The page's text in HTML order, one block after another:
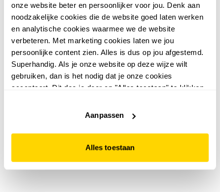
onze website beter en persoonlijker voor jou. Denk aan
noodzakelijke cookies die de website goed laten werken
en analytische cookies waarmee we de website
verbeteren. Met marketing cookies laten we jou
persoonlijke content zien. Alles is dus op jou afgestemd.
Superhandig. Als je onze website op deze wijze wilt
gebruiken, dan is het nodig dat je onze cookies
accepteert. Dit doe je door op "Alles toestaan" te klikken.
website niet optimaal functioneert.
Aanpassen
Alles toestaan